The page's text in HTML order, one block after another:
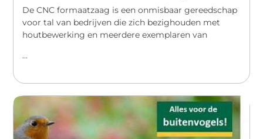
De CNC formaatzaag is een onmisbaar gereedschap
voor tal van bedrijven die zich bezighouden met
houtbewerking en meerdere exemplaren van
...